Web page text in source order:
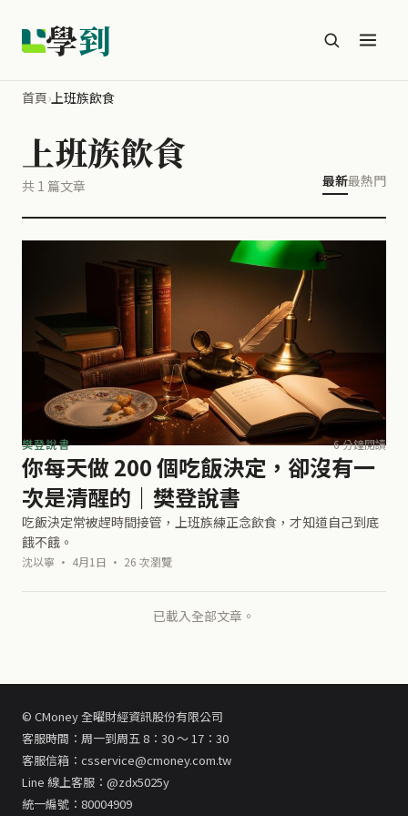
學到
首頁›上班族飲食
上班族飲食
共 1 篇文章 最新最熱門
樊登說書 6 分鐘閱讀
你每天做 200 個吃飯決定，卻沒有一
次是清醒的｜樊登說書
吃飯決定常被趕時間接管，上班族練正念飲食，才知道自己到底
餓不餓。
沈以寧 · 4月1日 · 26 次瀏覽
已載入全部文章。
© CMoney 全曜財經資訊股份有限公司
客服時間：周一到周五 8：30 ～ 17：30
客服信箱：csservice@cmoney.com.tw
Line 線上客服：@zdx5025y
統一編號：80004909